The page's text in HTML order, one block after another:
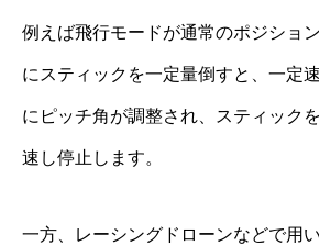
例えば飛行モードが通常のポジショ
にスティックを一定量倒すと、一定
にピッチ角が調整され、スティック
速し停止します。
一方、レーシングドローンなどで用